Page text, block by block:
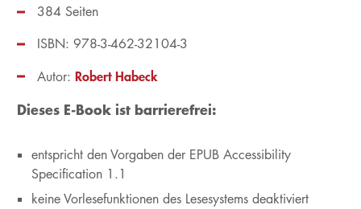
ISBN: 978-3-462-32104-3
384 Seiten
Autor: Robert Habeck
Dieses E-Book ist barrierefrei:
entspricht den Vorgaben der EPUB Accessibility
Specification 1.1
keine Vorlesefunktionen des Lesesystems deaktiviert